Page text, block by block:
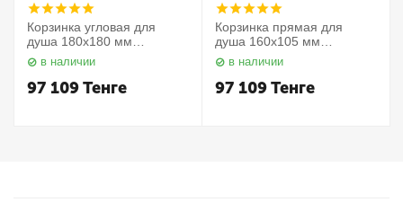
Корзинка угловая для
душа 180х180 мм
Elegance 11657010000
Keuco
в наличии
97 109Тенге
Корзинка прямая для
душа 160х105 мм
Elegance 11658010000
Keuco
в наличии
97 109Тенге